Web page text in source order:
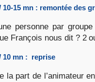
10-15 mn : remontée des
personne par
François nous dit ? 2
10 mn : reprise
la part de l’animateur